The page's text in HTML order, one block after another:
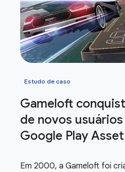
Estudo de caso
Gameloft
de novos
Google Play
Em 2000, a Gameloft foi